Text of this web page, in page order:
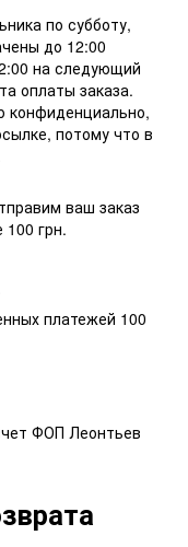
по субботу,
до 12:00
на следующий
оплаты заказа.
конфиденциально,
потому что в
ваш заказ
грн.
платежей 100
ФОП Леонтьев